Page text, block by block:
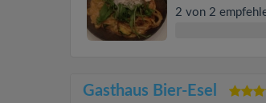
2 von 2
Gasthaus Bier-Esel